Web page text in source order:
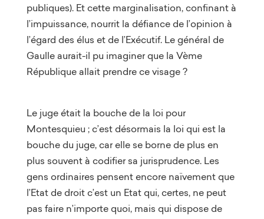
publiques). Et cette marginalisation, confinant à
l’impuissance, nourrit la défiance de l’opinion à
l’égard des élus et de l’Exécutif. Le général de
Gaulle aurait-il pu imaginer que la Vème
République allait prendre ce visage ?
Le juge était la bouche de la loi pour
Montesquieu ; c’est désormais la loi qui est la
bouche du juge, car elle se borne de plus en
plus souvent à codifier sa jurisprudence. Les
gens ordinaires pensent encore naïvement que
l’Etat de droit c’est un Etat qui, certes, ne peut
pas faire n’importe quoi, mais qui dispose de